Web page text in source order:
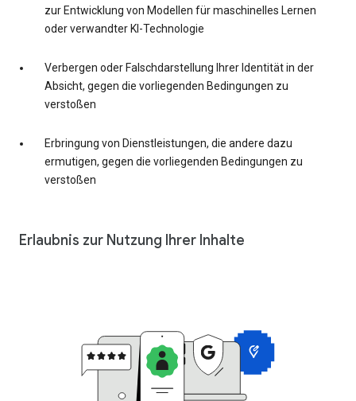
zur Entwicklung von Modellen für maschinelles Lernen
oder verwandter KI-Technologie
Verbergen oder Falschdarstellung Ihrer Identität in der
Absicht, gegen die vorliegenden Bedingungen zu
verstoßen
Erbringung von Dienstleistungen, die andere dazu
ermutigen, gegen die vorliegenden Bedingungen zu
verstoßen
Erlaubnis zur Nutzung Ihrer Inhalte